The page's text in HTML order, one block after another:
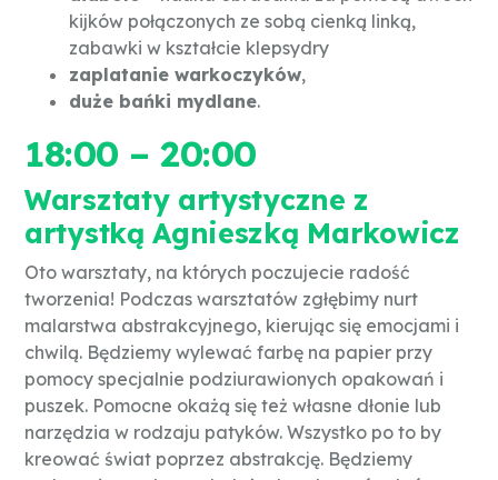
kijków połączonych ze sobą cienką linką,
zabawki w kształcie klepsydry
zaplatanie warkoczyków,
duże bańki mydlane.
18:00 – 20:00
Warsztaty artystyczne z
artystką Agnieszką Markowicz
Oto warsztaty, na których poczujecie radość
tworzenia! Podczas warsztatów zgłębimy nurt
malarstwa abstrakcyjnego, kierując się emocjami i
chwilą. Będziemy wylewać farbę na papier przy
pomocy specjalnie podziurawionych opakowań i
puszek. Pomocne okażą się też własne dłonie lub
narzędzia w rodzaju patyków. Wszystko po to by
kreować świat poprzez abstrakcję. Będziemy